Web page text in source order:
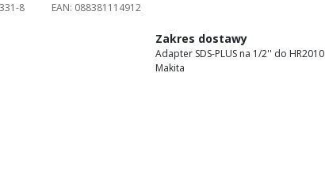
8 EAN: 088381114912
Zakres dostawy
Adapter SDS-PLUS na 1/2'' do HR2010
Makita